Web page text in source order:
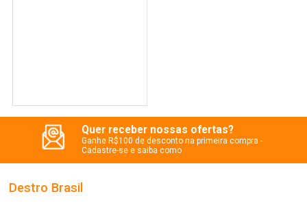
Quer receber nossas ofertas?
Ganhe R$100 de desconto na primeira compra -
Cadastre-se e saiba como
Destro Brasil